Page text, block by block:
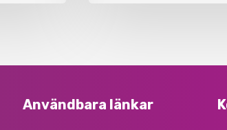
Användbara länkar